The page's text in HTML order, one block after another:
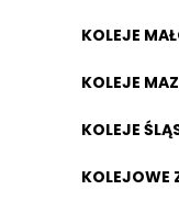
KOLEJE
KOLEJE
KOLEJE
KOLEJOWE